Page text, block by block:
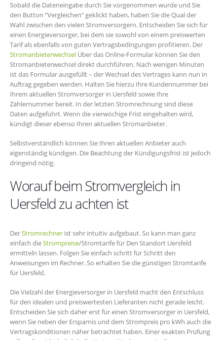
Sobald die Dateneingabe durch Sie vorgenommen wurde und Sie
den Button “Vergleichen” geklickt haben, haben Sie die Qual der
Wahl zwischen den vielen Stromversorgern. Entscheiden Sie sich für
einen Energieversorger, bei dem sie sowohl von einem preiswerten
Tarif als ebenfalls von guten Vertragsbedingungen profitieren. Der
Stromanbieterwechsel Über das Online-Formular können Sie den
Stromanbieterwechsel direkt durchführen. Nach wenigen Minuten
ist das Formular ausgefüllt – der Wechsel des Vertrages kann nun in
Auftrag gegeben werden. Halten Sie hierzu Ihre Kundennummer bei
Ihrem aktuellen Stromversorger in Uersfeld sowie Ihre
Zählernummer bereit. In der letzten Stromrechnung sind diese
Daten aufgeführt. Wenn die vierwöchige Frist eingehalten wird,
kündigt dieser ebenso Ihren aktuellen Stromanbieter.
Selbstverständlich können Sie Ihren aktuellen Anbieter auch
eigenständig kündigen. Die Beachtung der Kündigungsfrist ist jedoch
dringend nötig.
Worauf beim Stromvergleich in
Uersfeld zu achten ist
DerStromrechner ist sehr intuitiv aufgebaut. So kann man ganz
einfach dieStrompreise/Stromtarife für Den Standort Uersfeld
ermitteln lassen. Folgen Sie einfach schritt für Schritt den
Anweisungen im Rechner. So erhalten Sie die günstigen Stromtarife
für Uersfeld.
Die Vielzahl der Energieversorger in Uersfeld macht den Entschluss
für den idealen und preiswertesten Lieferanten nicht gerade leicht.
Entscheiden Sie sich daher erst für einen Stromversorger in Uersfeld,
wenn Sie neben der Ersparnis und dem Strompreis pro kWh auch die
Vertragskonditionen näher betrachtet haben. Einer exakten Prüfung